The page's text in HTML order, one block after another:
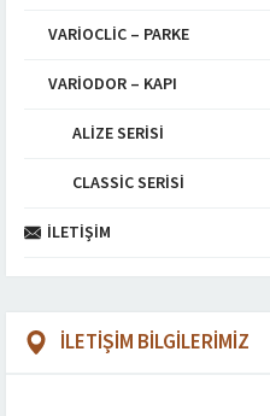
VARIOCLIC – PARKE
VARIODOR – KAPI
ALIZE SERISI
CLASSIC SERISI
İLETIŞIM
İLETİŞİM BİLGİLERİMİZ